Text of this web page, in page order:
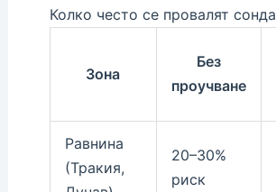
Колко често се провалят
Зона
Без
проучване
Равнина
(Тракия,
20–30%
риск